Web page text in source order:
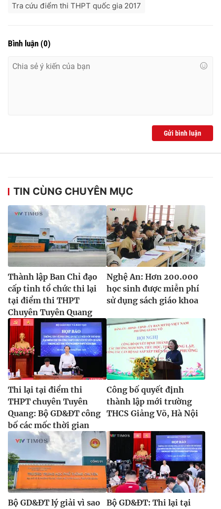
Tra cứu điểm thi THPT quốc gia 2017
Bình luận (0)
Gửi bình luận
TIN CÙNG CHUYÊN MỤC
Thành lập Ban Chỉ đạo
cấp tỉnh tổ chức thi lại
tại điểm thi THPT
Chuyên Tuyên Quang
Nghệ An: Hơn 200.000
học sinh được miễn phí
sử dụng sách giáo khoa
Thi lại tại điểm thi
THPT chuyên Tuyên
Quang: Bộ GD&ĐT công
bố các mốc thời gian
Công bố quyết định
thành lập mới trường
THCS Giảng Võ, Hà Nội
Bộ GD&ĐT lý giải vì sao
Bộ GD&ĐT: Thi lại tại